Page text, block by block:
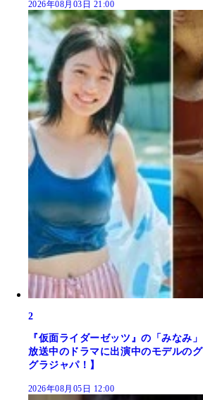
2026年08月03日 21:00
2
『仮面ライダーゼッツ』の「みなみ
放送中のドラマに出演中のモデルの
グラジャパ！】
2026年08月05日 12:00